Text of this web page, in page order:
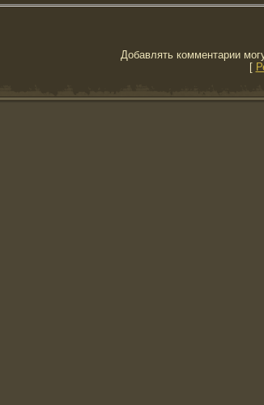
Добавлять комментарии
[